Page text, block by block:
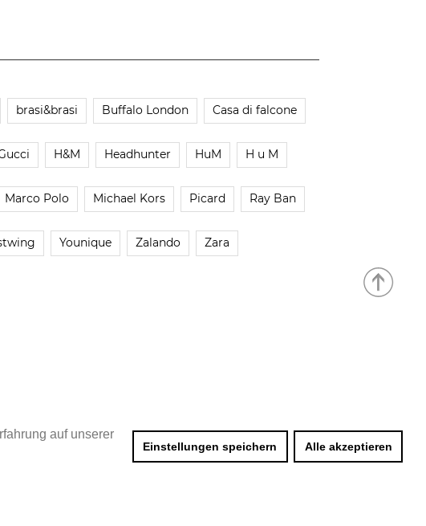
auf unserer
Einstellungen speichern Alle akzeptieren
brasi&brasi Buffalo London Casa di falcone
H&M Headhunter HuM H u M
Marco Polo Michael Kors Picard Ray Ban
Younique Zalando Zara